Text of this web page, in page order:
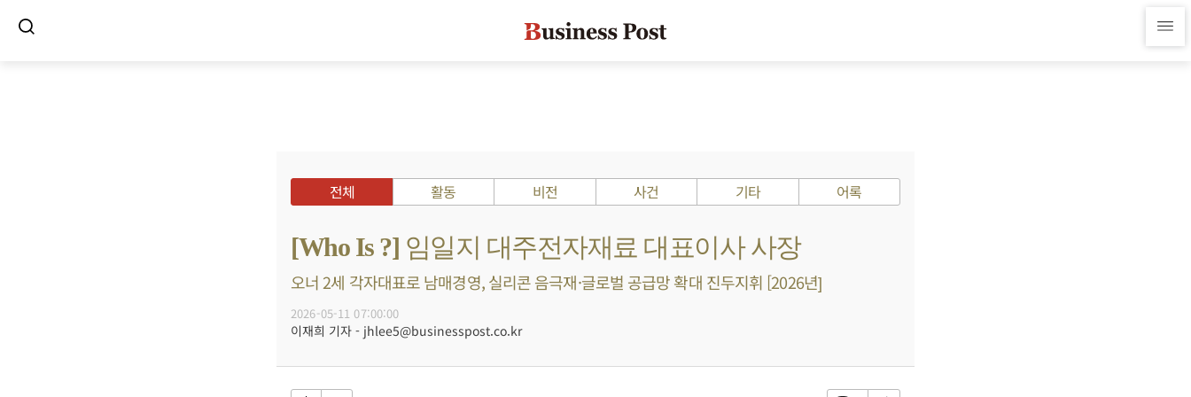
전체 활동 비전 사건 기타 어록
[Who Is ?] 임일지 대주전자재료 대표이사 사장
오너 2세 각자대표로 남매경영, 실리콘 음극재·글로벌 공급망 확대 진두지휘 [2026년]
2026-05-11 07:00:00
이재희 기자 - jhlee5@businesspost.co.kr